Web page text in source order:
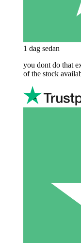
1 dag sedan
you dont do that
of the stock